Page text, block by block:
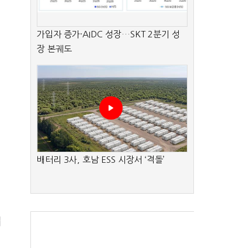
가입자 증가·AIDC 성장…SKT 2분기 성
장 본궤도
배터리 3사, 호남 ESS 시장서 ‘격돌’